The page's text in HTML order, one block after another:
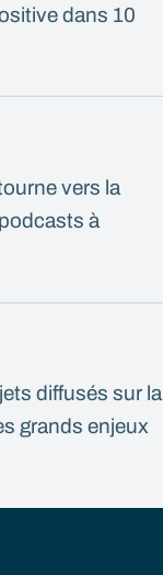
dans 10
vers la
à
diffusés sur la
grands enjeux